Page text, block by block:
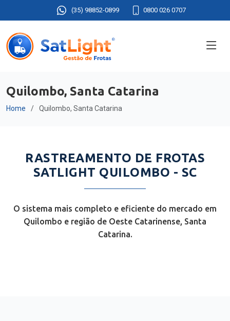
(35) 98852-0899 0800 026 0707
Quilombo, Santa Catarina
Home Quilombo, Santa Catarina
RASTREAMENTO DE FROTAS
SATLIGHT QUILOMBO - SC
O sistema mais completo e eficiente do mercado em
Quilombo e região de Oeste Catarinense, Santa
Catarina.